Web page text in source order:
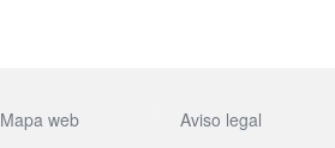
Mapa web Aviso legal